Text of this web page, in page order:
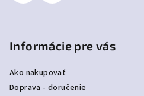
Informácie pre vás
Ako nakupovať
Doprava - doručenie